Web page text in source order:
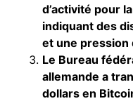
d’activité pour
indiquant des
et une pression
Le Bureau
allemande a
dollars en